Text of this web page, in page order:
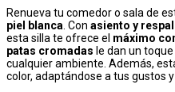
Renueva tu comedor o sala de
piel blanca . Con asiento y
esta silla te ofrece el máximo
patas cromadas le dan un
cualquier ambiente. Además,
color, adaptándose a tus gustos